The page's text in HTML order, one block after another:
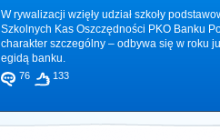
W rywalizacji wzięły udział szkoły
Szkolnych Kas Oszczędności PKO Banku
charakter szczególny – odbywa się w roku
egidą banku.
76 133